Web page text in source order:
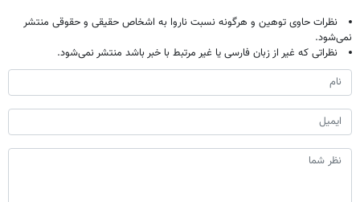
نظرات حاوی توهین و هرگونه نسبت ناروا به اشخاص حقیقی و حقوقی منتشر
نمی‌شود.
نظراتی که غیر از زبان فارسی یا غیر مرتبط با خبر باشد منتشر نمی‌شود.